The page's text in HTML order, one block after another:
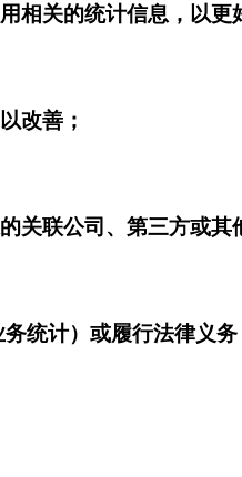
相关的统计信息，以更
改善；
关联公司、第三方或其
统计）或履行法律义务